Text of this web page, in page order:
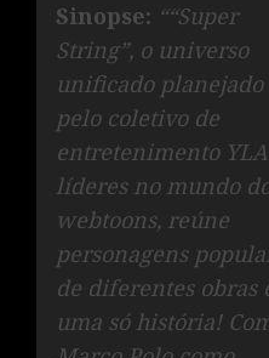
Sinopse: ““Super
String”, o universo
unificado planejado
pelo coletivo de
entretenimento
líderes no mundo
webtoons, reúne
personagens
de diferentes obras
uma só história!